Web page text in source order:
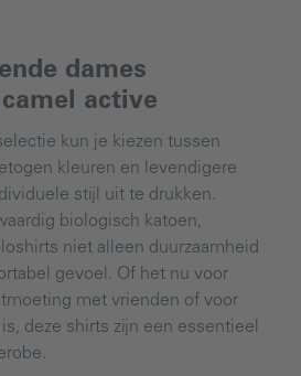
dames
active
kun je kiezen tussen
kleuren en levendigere
stijl uit te drukken.
biologisch katoen,
niet alleen duurzaamheid
gevoel. Of het nu voor
met vrienden of voor
deze shirts zijn een essentieel